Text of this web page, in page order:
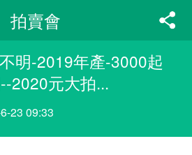
拍賣會
明-2019年產-3000起
2020元大拍...
23 09:33